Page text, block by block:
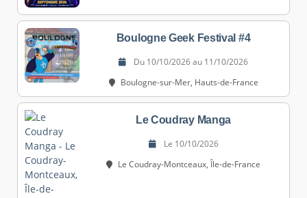
Boulogne Geek Festival #4
Du 10/10/2026 au 11/10/2026
Boulogne-sur-Mer, Hauts-de-France
Le Coudray Manga
Le 10/10/2026
Le Coudray-Montceaux, Île-de-France